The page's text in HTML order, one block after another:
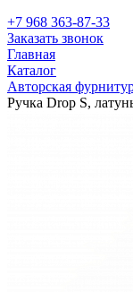
+7 968 363-87-33
Заказать звонок
Главная
Каталог
Авторская
Ручка Drop S,